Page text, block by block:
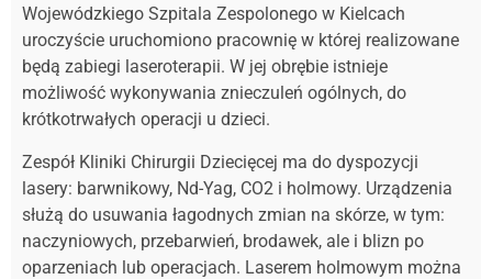
Wojewódzkiego Szpitala Zespolonego w Kielcach
uroczyście uruchomiono pracownię w której realizowane
będą zabiegi laseroterapii. W jej obrębie istnieje
możliwość wykonywania znieczuleń ogólnych, do
krótkotrwałych operacji u dzieci.
Zespół Kliniki Chirurgii Dziecięcej ma do dyspozycji
lasery: barwnikowy, Nd-Yag, CO2 i holmowy. Urządzenia
służą do usuwania łagodnych zmian na skórze, w tym:
naczyniowych, przebarwień, brodawek, ale i blizn po
oparzeniach lub operacjach. Laserem holmowym można